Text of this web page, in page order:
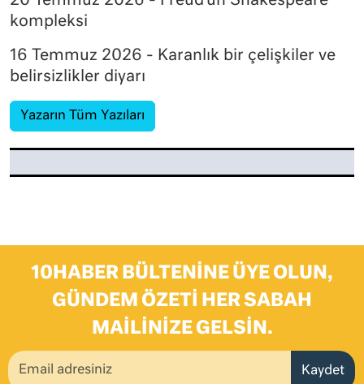
kompleksi
16 Temmuz 2026 - Karanlık bir çelişkiler ve
belirsizlikler diyarı
Yazarın Tüm Yazıları
10HABER BÜLTENINE ÜYE OLUN,
GÜNDEM ÖZETI HER SABAH
MAILINIZE GELSIN.
Kaydet